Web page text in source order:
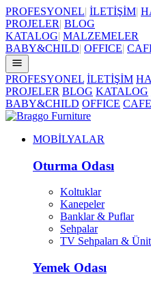
PROFESYONEL| İLETİŞİM|
PROJELER| BLOG
KATALOG| MALZEMELER
BABY&CHILD| OFFICE|
PROFESYONEL İLETİŞİM
PROJELER BLOG KATALOG
BABY&CHILD OFFICE
MOBİLYALAR
Oturma Odası
Koltuklar
Kanepeler
Banklar & Puflar
Sehpalar
TV Sehpaları &
Yemek Odası